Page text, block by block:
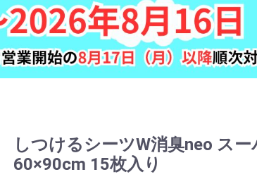
しつけるシーツW消臭neo ス
60×90cm 15枚入り